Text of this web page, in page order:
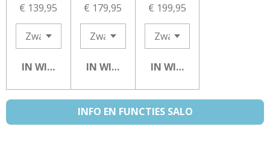
€ 139,95
IN WINKELWAGEN
€ 179,95
IN WINKELWAGEN
€ 199,95
IN WINKELWAGEN
INFO EN FUNCTIES SALO